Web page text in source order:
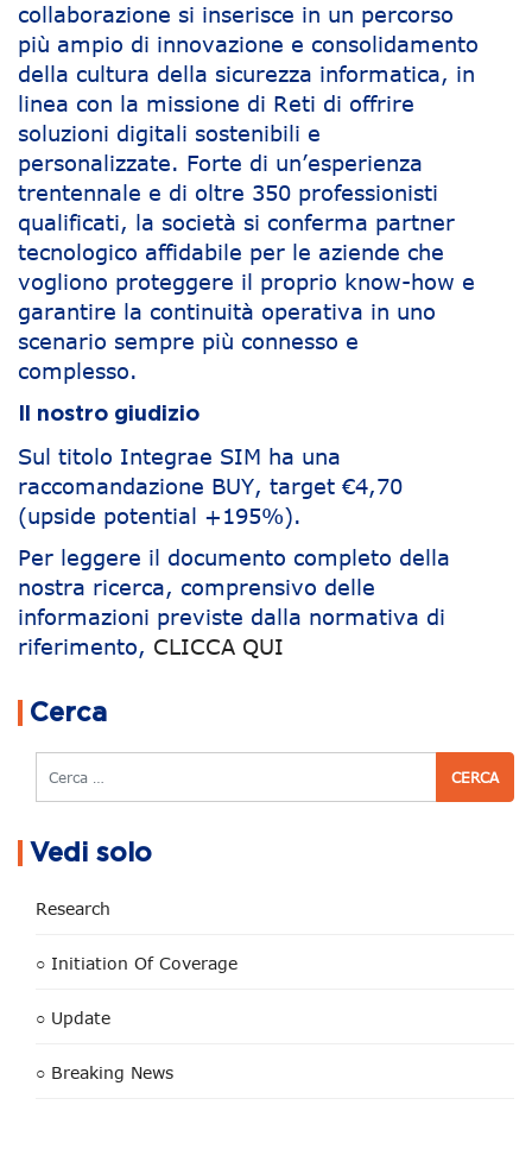
collaborazione si inserisce in un percorso
più ampio di innovazione e consolidamento
della cultura della sicurezza informatica, in
linea con la missione di Reti di offrire
soluzioni digitali sostenibili e
personalizzate. Forte di un’esperienza
trentennale e di oltre 350 professionisti
qualificati, la società si conferma partner
tecnologico affidabile per le aziende che
vogliono proteggere il proprio know-how e
garantire la continuità operativa in uno
scenario sempre più connesso e
complesso.
Il nostro giudizio
Sul titolo Integrae SIM ha una
raccomandazione BUY, target €4,70
(upside potential +195%).
Per leggere il documento completo della
nostra ricerca, comprensivo delle
informazioni previste dalla normativa di
riferimento, CLICCA QUI
Cerca
Cerca
Vedi solo
Research
○ Initiation Of Coverage
○ Update
○ Breaking News